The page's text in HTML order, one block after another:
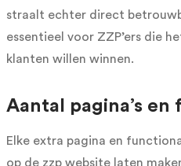
straalt echter direct
essentieel voor ZZP’ers die
klanten willen winnen.
Aantal pagina’s
Elke extra pagina en
op de zzp website laten